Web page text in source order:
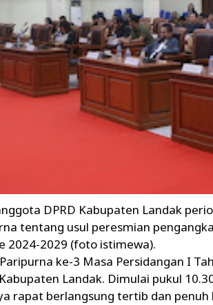
DPRD Kabupaten Landak
tentang usul peresmian
2024-2029 (foto istimewa).
ke-3 Masa Persidangan I
Landak. Dimulai pukul
rapat berlangsung tertib dan penuh